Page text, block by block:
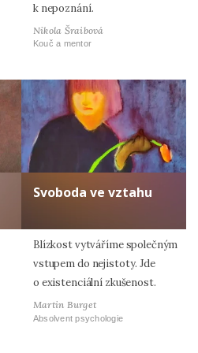
k nepoznání.
Nikola Šraibová
Kouč a mentor
Svoboda ve vztahu
Blízkost vytváříme společným
vstupem do nejistoty. Jde
o existenciální zkušenost.
Martin Burget
Absolvent psychologie